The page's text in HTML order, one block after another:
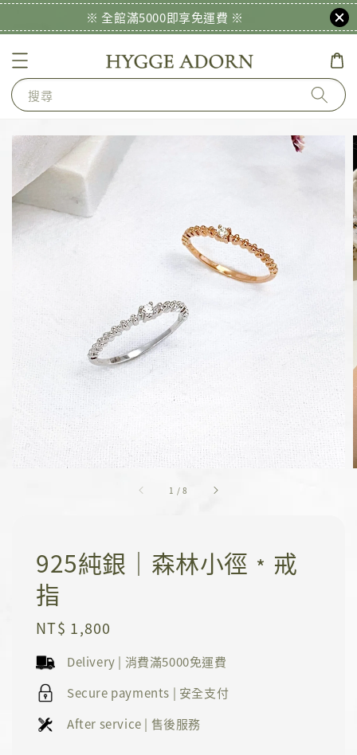
※ 全館滿5000即享免運費 ※
搜尋
1 /8
925純銀｜森林小徑﹡戒
指
Regular
NT$ 1,800
Delivery | 消費滿5000免運費
Secure payments | 安全支付
After service | 售後服務